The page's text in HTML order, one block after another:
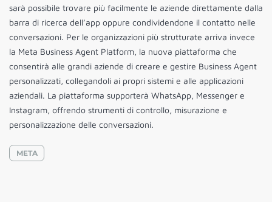
sarà possibile trovare più facilmente le aziende direttamente dalla
barra di ricerca dell’app oppure condividendone il contatto nelle
conversazioni. Per le organizzazioni più strutturate arriva invece
la Meta Business Agent Platform, la nuova piattaforma che
consentirà alle grandi aziende di creare e gestire Business Agent
personalizzati, collegandoli ai propri sistemi e alle applicazioni
aziendali. La piattaforma supporterà WhatsApp, Messenger e
Instagram, offrendo strumenti di controllo, misurazione e
personalizzazione delle conversazioni.
META